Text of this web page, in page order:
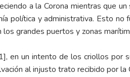
a la Corona mientras que
política y administrativa. Esto
grandes puertos y zonas
, en un intento de los criollos por
al injusto trato recibido por la